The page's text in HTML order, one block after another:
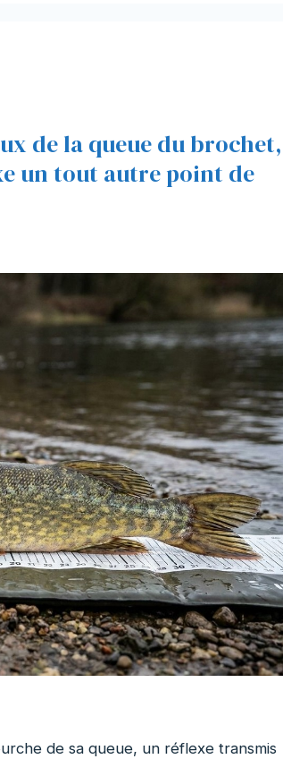
de la queue du brochet,
un tout autre point de
de sa queue, un réflexe transmis